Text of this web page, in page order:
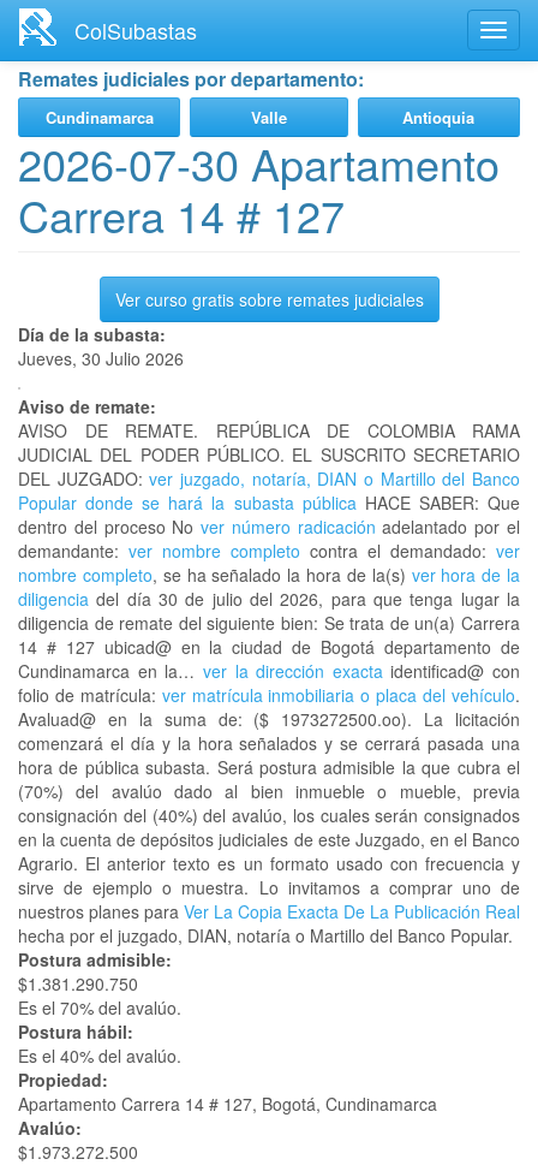
contenido
principal
ColSubastas
Remates judiciales por departamento:
Cundinamarca Valle Antioquia
2026-07-30 Apartamento
Carrera 14 # 127
Ver curso gratis sobre remates judiciales
Día de la subasta:
Jueves, 30 Julio 2026
Aviso de remate:
AVISO DE REMATE. REPÚBLICA DE COLOMBIA RAMA
JUDICIAL DEL PODER PÚBLICO. EL SUSCRITO SECRETARIO
DEL JUZGADO: ver juzgado, notaría, DIAN o Martillo del Banco
Popular donde se hará la subasta públicaHACE SABER: Que
dentro del proceso Nover número radicación adelantado por el
demandante: ver nombre completo contra el demandado: ver
nombre completo, se ha señalado la hora de la(s) ver hora de la
diligencia del día 30 de julio del 2026, para que tenga lugar la
diligencia de remate del siguiente bien: Se trata de un(a) Carrera
14 # 127 ubicad@ en la ciudad de Bogotá departamento de
Cundinamarca en la… ver la dirección exactaidentificad@ con
folio de matrícula: ver matrícula inmobiliaria o placa del vehículo.
Avaluad@ en la suma de: ($ 1973272500.oo). La licitación
comenzará el día y la hora señalados y se cerrará pasada una
hora de pública subasta. Será postura admisible la que cubra el
(70%) del avalúo dado al bien inmueble o mueble, previa
consignación del (40%) del avalúo, los cuales serán consignados
en la cuenta de depósitos judiciales de este Juzgado, en el Banco
Agrario. El anterior texto es un formato usado con frecuencia y
sirve de ejemplo o muestra. Lo invitamos a comprar uno de
nuestros planes para Ver La Copia Exacta De La Publicación Real
hecha por el juzgado, DIAN, notaría o Martillo del Banco Popular.
Postura admisible:
$1.381.290.750
Es el 70% del avalúo.
Postura hábil:
Es el 40% del avalúo.
Propiedad:
Apartamento Carrera 14 # 127, Bogotá, Cundinamarca
Avalúo:
$1.973.272.500